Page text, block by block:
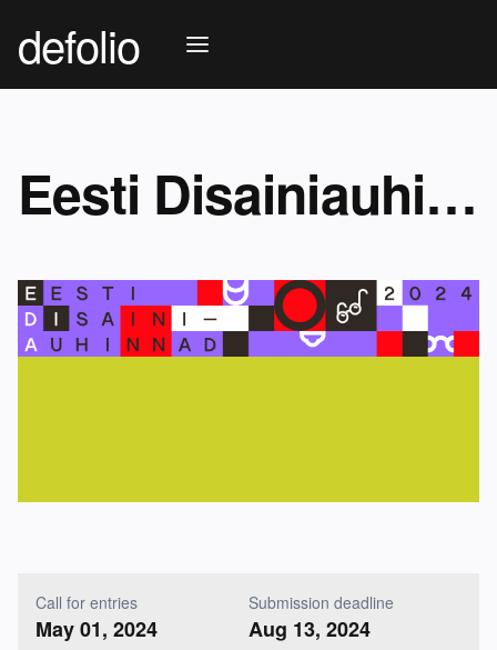
defolio
Eesti Disainiauhinnad 2024
Call for entries
May 01, 2024
Submission deadline
Aug 13, 2024